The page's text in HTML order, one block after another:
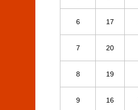
6 17
7 20
8 19
9 16